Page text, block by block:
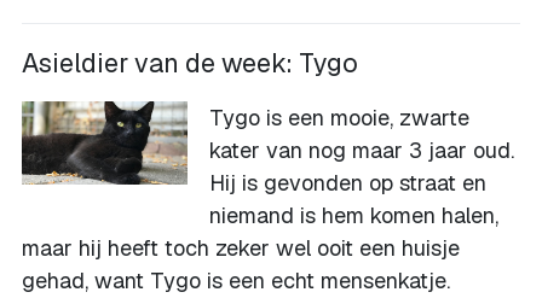
Asieldier van de week: Tygo
Tygo is een mooie, zwarte
kater van nog maar 3 jaar oud.
Hij is gevonden op straat en
niemand is hem komen halen,
maar hij heeft toch zeker wel ooit een huisje
gehad, want Tygo is een echt mensenkatje.